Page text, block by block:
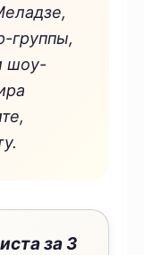
группы,
шоу-
за 3